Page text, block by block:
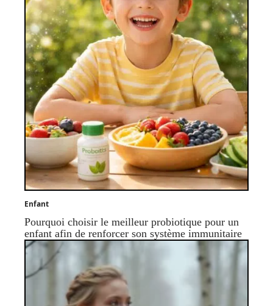
Enfant
Pourquoi choisir le meilleur probiotique pour un
enfant afin de renforcer son système immunitaire